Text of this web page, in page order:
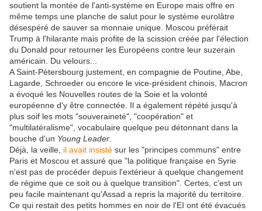
soutient la montée de l'anti-système en Europe mais offre en
même temps une planche de salut pour le système eurolâtre
désespéré de sauver sa monnaie unique. Moscou préférait
Trump à l'hilarante mais profite de la scission créée par l'élection
du Donald pour retourner les Européens contre leur suzerain
américain. Du velours...
A Saint-Pétersbourg justement, en compagnie de Poutine, Abe,
Lagarde, Schroeder ou encore le vice-président chinois, Macron
a évoqué les Nouvelles routes de la Soie et la volonté
européenne d'y être connectée. Il a également répété jusqu'à
plus soif les mots "souveraineté", "coopération" et
"multilatéralisme", vocabulaire quelque peu détonnant dans la
bouche d'un Young Leader
Déjà, la veille, il avait insisté sur les "principes communs" entre
Paris et Moscou et assuré que "la politique française en Syrie
n'est pas de procéder depuis l'extérieur à quelque changement
de régime que ce soit ou à quelque transition". Certes, c'est un
peu facile maintenant qu'Assad a repris la majorité du territoire.
Ce qui restait des petits hommes en noir de l'EI ont été évacués